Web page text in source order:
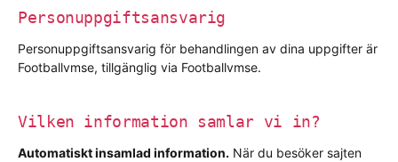
Personuppgiftsansvarig
Personuppgiftsansvarig för behandlingen av dina uppgifter är
Footballvmse, tillgänglig via Footballvmse.
Vilken information samlar vi in?
Automatiskt insamlad information. När du besöker sajten